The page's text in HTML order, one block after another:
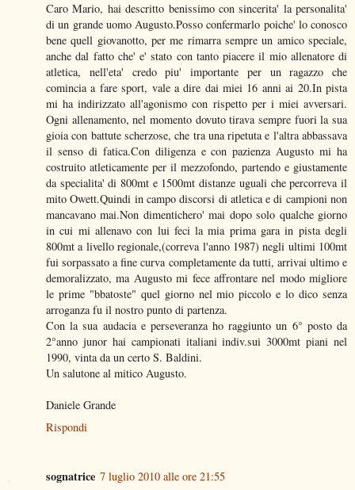
Caro Mario, hai descritto benissimo con sincerita' la personalita'
di un grande uomo Augusto.Posso confermarlo poiche' lo conosco
bene quell giovanotto, per me rimarra sempre un amico speciale,
anche dal fatto che' e' stato con tanto piacere il mio allenatore di
atletica, nell'eta' credo piu' importante per un ragazzo che
comincia a fare sport, vale a dire dai miei 16 anni ai 20.In pista
mi ha indirizzato all'agonismo con rispetto per i miei avversari.
Ogni allenamento, nel momento dovuto tirava sempre fuori la sua
gioia con battute scherzose, che tra una ripetuta e l'altra abbassava
il senso di fatica.Con diligenza e con pazienza Augusto mi ha
costruito atleticamente per il mezzofondo, partendo e giustamente
da specialita' di 800mt e 1500mt distanze uguali che percorreva il
mito Owett.Quindi in campo discorsi di atletica e di campioni non
mancavano mai.Non dimentichero' mai dopo solo qualche giorno
in cui mi allenavo con lui feci la mia prima gara in pista degli
800mt a livello regionale,(correva l'anno 1987) negli ultimi 100mt
fui sorpassato a fine curva completamente da tutti, arrivai ultimo e
demoralizzato, ma Augusto mi fece affrontare nel modo migliore
le prime "bbatoste" quel giorno nel mio piccolo e lo dico senza
arroganza fu il nostro punto di partenza.
Con la sua audacia e perseveranza ho raggiunto un 6° posto da
2°anno junor hai campionati italiani indiv.sui 3000mt piani nel
1990, vinta da un certo S. Baldini.
Un salutone al mitico Augusto.
Daniele Grande
Rispondi
sognatrice 7 luglio 2010 alle ore 21:55